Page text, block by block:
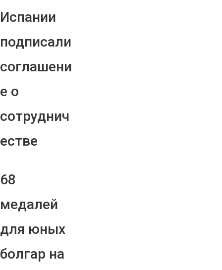
Испании
подписали
соглашени
е о
сотруднич
естве
68
медалей
для юных
болгар на